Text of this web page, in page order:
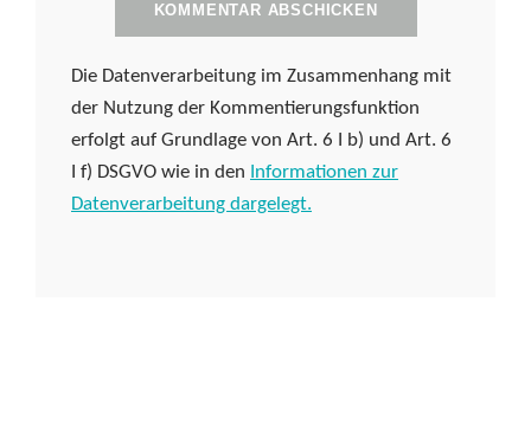
Die Datenverarbeitung im Zusammenhang mit
der Nutzung der Kommentierungsfunktion
erfolgt auf Grundlage von Art. 6 I b) und Art. 6
I f) DSGVO wie in den Informationen zur
Datenverarbeitung dargelegt.